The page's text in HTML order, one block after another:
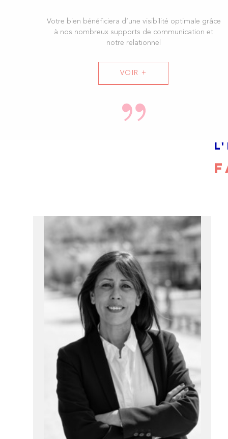
Votre bien bénéficiera d’une visibilité optimale grâce
à nos nombreux supports de communication et
notre relationnel
VOIR +